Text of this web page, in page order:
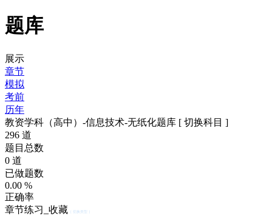
题库
展示
章节
模拟
考前
历年
教资学科（高中）-信息技术-无纸化题库 [ 切换科目 ]
296 道
题目总数
0 道
已做题数
0.00 %
正确率
章节练习_收藏
[ 切换类型 ]